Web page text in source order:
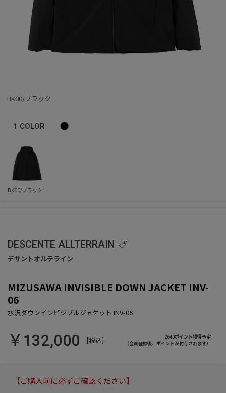
BK00/ブラック
1 COLOR
DESCENTE ALLTERRAIN
MIZUSAWA INVISIBLE DOWN JACKET INV-
06
￥132,000 [税込]
2640ポイント獲得予定
（会員登録後、ポイントが付与されます）
【ご購入前に必ずご確認ください】